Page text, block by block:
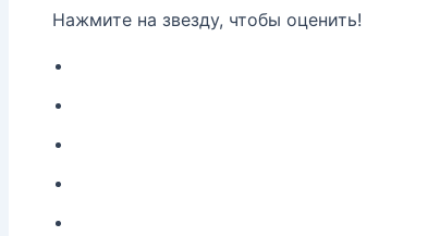
Нажмите на звезду, чтобы оценить!